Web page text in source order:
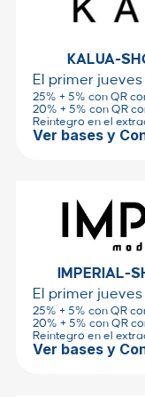
KALUA-
El primer
25% + 5% con QR
20% + 5% con QR
Reintegro en el
Ver bases y
IMPERIAL-
El primer
25% + 5% con QR
20% + 5% con QR
Reintegro en el
Ver bases y